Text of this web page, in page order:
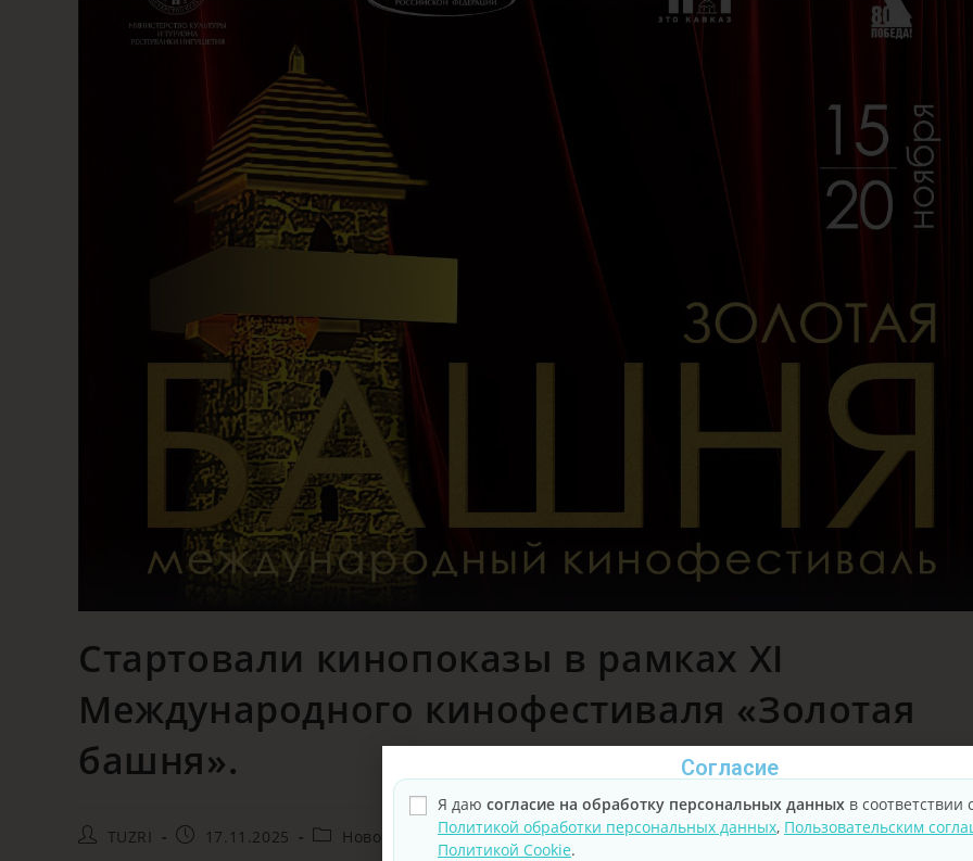
Стартовали кинопоказы в рамках XI
Международного кинофестиваля «Золотая
башня».
TUZRI 17.11.2025 Новости
Согласие
Я даю согласие на обработку персональных данных в соответствии
Политикой обработки персональных данных, Пользовательским
Политикой Cookie.